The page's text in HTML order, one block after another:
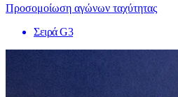
Προσομοίωση αγώνων ταχύτητας
Σειρά G3